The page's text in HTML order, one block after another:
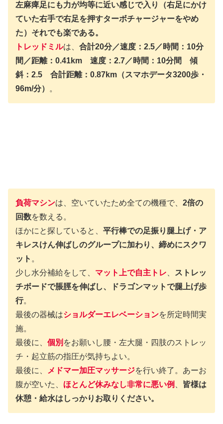
左麻痺足にも力が均等に近い感じで入り（右足にかけ
ていた右手で右足を押すターボチャージャーをやめ
た）それでも楽である。
トレッドミルは、 合計20分／速度：2.5／時間：10分
間／距離：0.41km 速度：2.7／時間：10分間 傾
斜：2.5 合計距離：0.87km（スマホデータ3200歩・
96m/分）
。
負荷マシンは、空いていたため全ての機種で、 2倍の
回数を数える。
ほかにと探していると、 平行棒での足振り腿上げ・ア
キレスけん伸ばしのグループに加わり、締めにスクワ
ット 。
少し水分補給をして、 マット上で自主トレ
ストレッ
チボードで脹脛を伸ばし、ドラゴンマットで腿上げ歩
行。
最後の器械はショルダーエレベーションを所定時間実
施。
最後に、 個別 をお願いし腰・左大腿・四肢のストレッ
チ・起立筋の指圧が気持ちよい。
最後に、
メドマー加圧マッサージを行い終了。あーお
腹が空いた、 ほとんど休みなし非常に悪い例
皆様は
休憩・給水はしっかりお取りください。